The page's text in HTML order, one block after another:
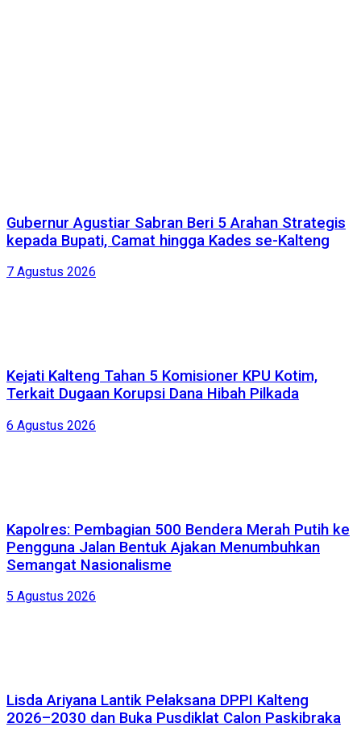
Gubernur Agustiar Sabran Beri 5 Arahan Strategis
kepada Bupati, Camat hingga Kades se-Kalteng
7 Agustus 2026
Kejati Kalteng Tahan 5 Komisioner KPU Kotim,
Terkait Dugaan Korupsi Dana Hibah Pilkada
6 Agustus 2026
Kapolres: Pembagian 500 Bendera Merah Putih ke
Pengguna Jalan Bentuk Ajakan Menumbuhkan
Semangat Nasionalisme
5 Agustus 2026
Lisda Ariyana Lantik Pelaksana DPPI Kalteng
2026–2030 dan Buka Pusdiklat Calon Paskibraka